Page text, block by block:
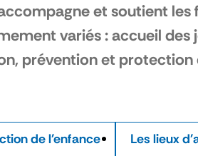
et soutient les
variés : accueil
prévention et protection
de l'enfance Les lieux